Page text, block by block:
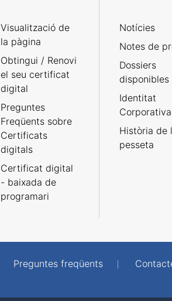
Visualització de
la pàgina
Obtingui / Renovi
el seu certificat
digital
Preguntes
Freqüents sobre
Certificats
digitals
Certificat digital
- baixada de
programari
Notícies
Notes de
Dossiers
disponibles
Identitat
Corporativa
Història de
pesseta
Preguntes freqüents